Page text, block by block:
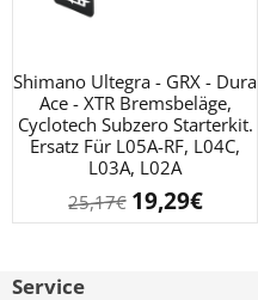
Shimano Ultegra - GRX - Dura
Ace - XTR Bremsbeläge,
Cyclotech Subzero Starterkit.
Ersatz Für L05A-RF, L04C,
L03A, L02A
25,17€ 19,29€
Service